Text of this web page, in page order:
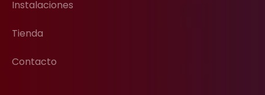
Instalaciones
Tienda
Contacto